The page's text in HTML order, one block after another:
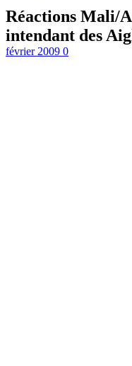
Réactions Mali/
intendant des
février 2009 0